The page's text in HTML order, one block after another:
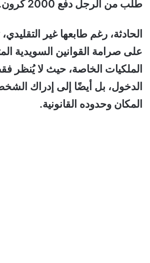
طُلب من الرجل دفع 2000 كرون.
الحادثة، رغم طابعها غير
على صرامة القوانين السويدية
الملكيات الخاصة، حيث لا يُنظر
الدخول، بل أيضًا إلى إدراك
المكان وحدوده القانونية.